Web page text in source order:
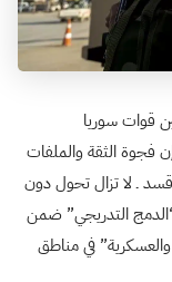
قوات سوريا
فجوة الثقة والملفات
قسد ـ لا تزال تحول دون
التدريجي” ضمن
في مناطق